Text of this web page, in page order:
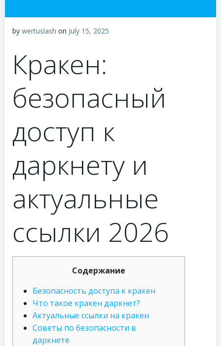
by wertuslash on July 15, 2025
Кракен:
безопасный
доступ к
даркнету и
актуальные
ссылки 2026
Содержание
Безопасность доступа к кракен
Что такое кракен даркнет?
Актуальные ссылки на кракен
Советы по безопасности в
даркнете